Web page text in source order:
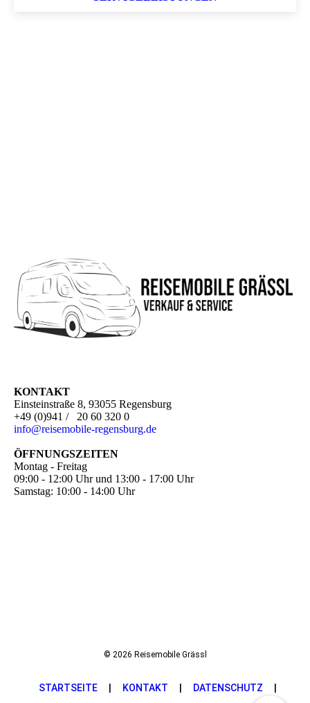
KONTAKT
Einsteinstraße 8, 93055 Regensburg
+49 (0)941 / 20 60 320 0
info@reisemobile-regensburg.de
ÖFFNUNGSZEITEN
Montag - Freitag
09:00 - 12:00 Uhr und 13:00 - 17:00 Uhr
Samstag: 10:00 - 14:00 Uhr
© 2026 Reisemobile Grässl
STARTSEITE KONTAKT DATENSCHUTZ